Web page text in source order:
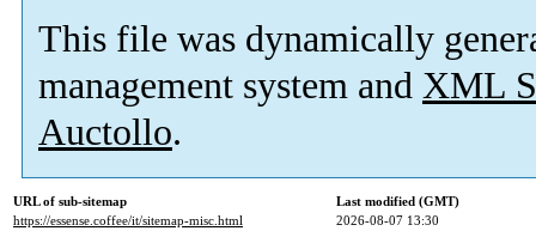
This file was dynamically
management system and XML
Auctollo.
URL of sub-sitemap
Last modified (GMT)
https://essense.coffee/it/sitemap-misc.html
2026-08-07 13:30